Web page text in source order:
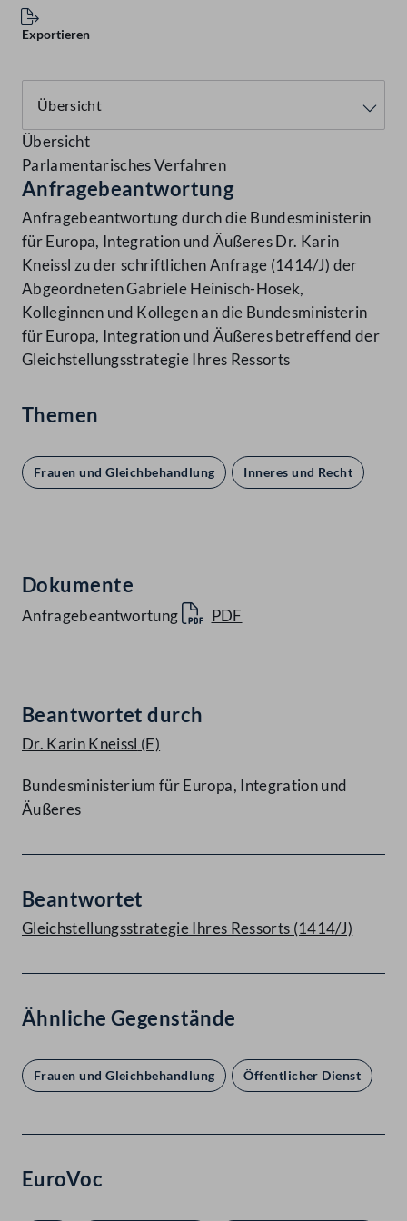
Exportieren
Übersicht
Parlamentarisches Verfahren
Anfragebeantwortung
Anfragebeantwortung durch die Bundesministerin
für Europa, Integration und Äußeres Dr. Karin
Kneissl zu der schriftlichen Anfrage (1414/J) der
Abgeordneten Gabriele Heinisch-Hosek,
Kolleginnen und Kollegen an die Bundesministerin
für Europa, Integration und Äußeres betreffend der
Gleichstellungsstrategie Ihres Ressorts
Themen
Frauen und Gleichbehandlung Inneres und Recht
Dokumente
Anfragebeantwortung PDF
Beantwortet durch
Dr. Karin Kneissl (F)
Bundesministerium für Europa, Integration und
Äußeres
Beantwortet
Gleichstellungsstrategie Ihres Ressorts (1414/J)
Ähnliche Gegenstände
Frauen und Gleichbehandlung Öffentlicher Dienst
EuroVoc